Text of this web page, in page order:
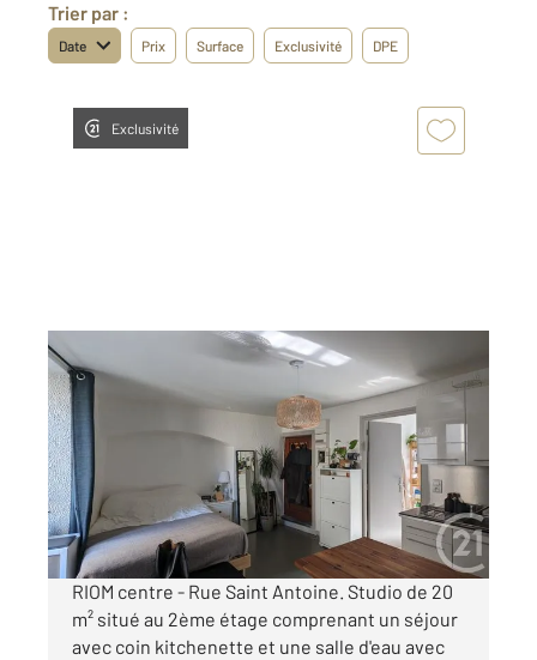
Trier par :
Date Prix Surface Exclusivité DPE
Exclusivité
RIOM 63
20,65 m2, 1 pièce
Ref : 25238
Appartement Studio à louer
252 €
par mois charges comprises
RIOM centre - Rue Saint Antoine. Studio de 20
m² situé au 2ème étage comprenant un séjour
avec coin kitchenette et une salle d'eau avec